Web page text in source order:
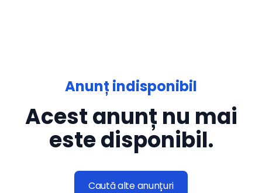
Anunț indisponibil
Acest anunț nu mai
este disponibil.
Caută alte anunțuri